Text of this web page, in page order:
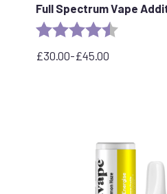
Full Spectrum Vape
Valoración:
£30.00-£45.00
Rango